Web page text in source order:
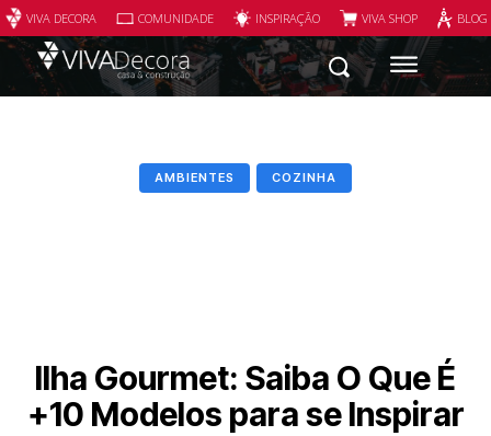
VIVA DECORA COMUNIDADE INSPIRAÇÃO VIVA SHOP
AMBIENTES COZINHA
Ilha Gourmet: Saiba O Que É
+10 Modelos para se Inspirar